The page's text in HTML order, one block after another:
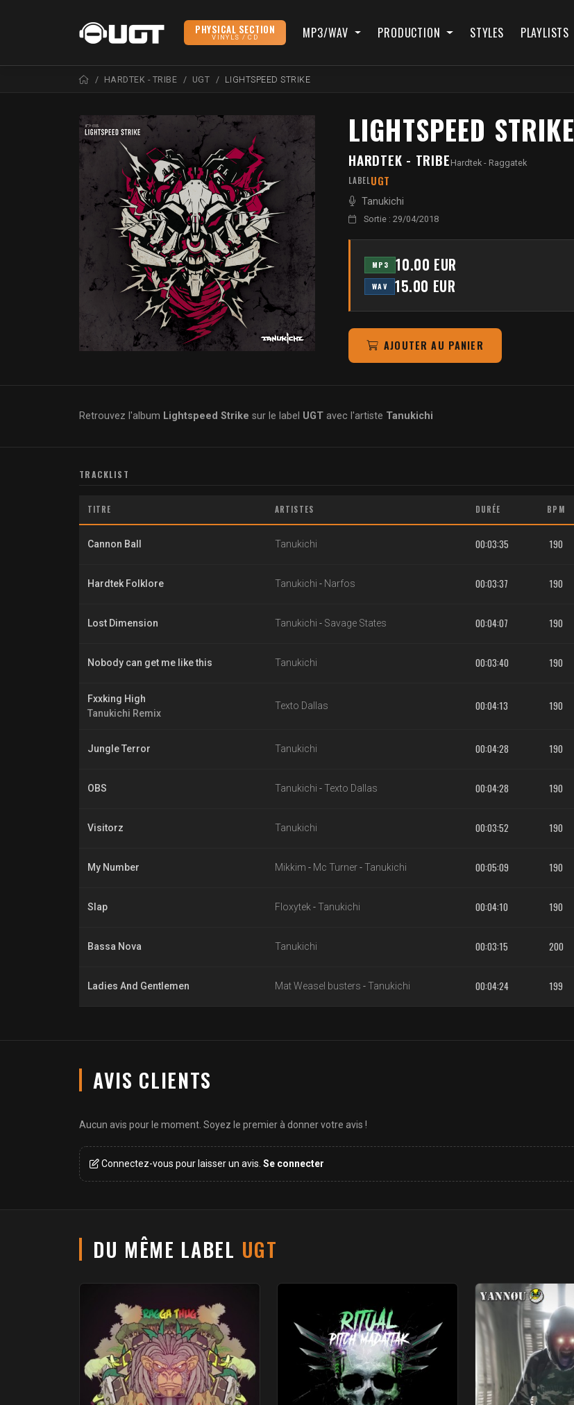
PHYSICAL SECTION
VINYLS / CD MP3/WAV PRODUCTION STYLES PLAYLISTS
HARDTEK - TRIBE UGT LIGHTSPEED STRIKE
LIGHTSPEED STRIKE
HARDTEK - TRIBE Hardtek - Raggatek
LABELUGT
Tanukichi
Sortie : 29/04/2018
MP3 10.00 EUR
WAV 15.00 EUR
AJOUTER AU PANIER
Retrouvez l'album Lightspeed Strike sur le label UGT avec l'artiste Tanukichi
TRACKLIST
TITRE ARTISTES DURÉE BPM
Cannon Ball Tanukichi 00:03:35 190
Hardtek Folklore Tanukichi - Narfos 00:03:37 190
Lost Dimension Tanukichi - Savage States 00:04:07 190
Nobody can get me like this Tanukichi 00:03:40 190
Fxxking High
Tanukichi Remix
Texto Dallas 00:04:13 190
Jungle Terror Tanukichi 00:04:28 190
OBS Tanukichi -Texto Dallas 00:04:28 190
Visitorz Tanukichi 00:03:52 190
My Number Mikkim - Mc Turner-Tanukichi 00:05:09 190
Slap Floxytek-Tanukichi 00:04:10 190
Bassa Nova Tanukichi 00:03:15 200
Ladies And Gentlemen Mat Weasel busters -Tanukichi 00:04:24 199
AVIS CLIENTS
Aucun avis pour le moment. Soyez le premier à donner votre avis !
Connectez-vous pour laisser un avis. Se connecter
DU MÊME LABEL UGT